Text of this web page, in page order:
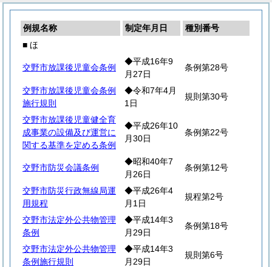
例規名称 制定年月日
種別番号
■ ほ
交野市放課後児童会条例
◆平成16年9
月27日
条例第28号
交野市放課後児童会条例
施行規則
◆令和7年4月
1日
規則第30号
交野市放課後児童健全育
成事業の設備及び運営に
関する基準を定める条例
◆平成26年10
月30日
条例第22号
交野市防災会議条例
◆昭和40年7
月26日
条例第12号
交野市防災行政無線局運
用規程
◆平成26年4
月1日
規程第2号
交野市法定外公共物管理
条例
◆平成14年3
月29日
条例第18号
交野市法定外公共物管理
条例施行規則
◆平成14年3
月29日
規則第6号